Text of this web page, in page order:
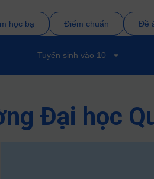
học bạ Điểm chuẩn Đề
Tuyển sinh vào 10
Đại học